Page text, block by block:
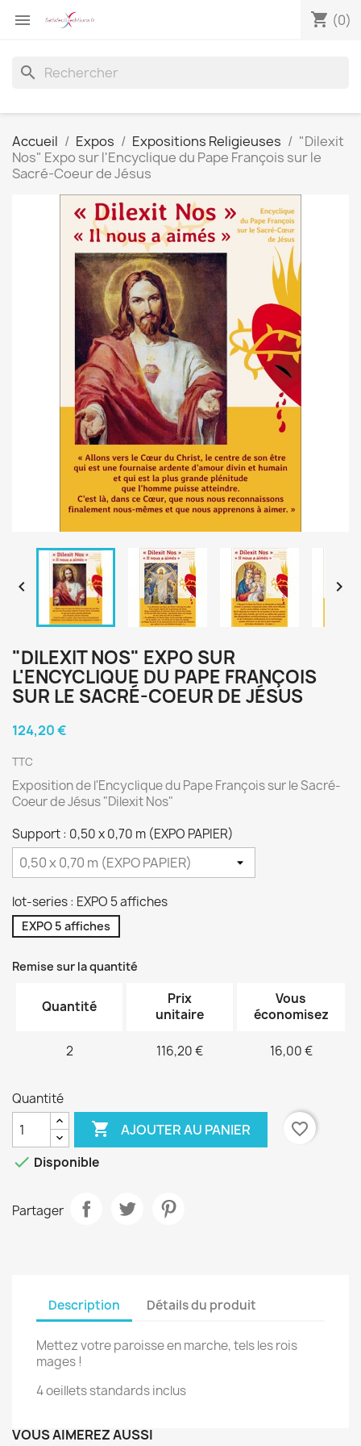
 shopping_cart (0)
search
Accueil Expos Expositions Religieuses
"Dilexit
Nos" Expo sur l'Encyclique du Pape François sur le
Sacré-Coeur de Jésus
 
"DILEXIT NOS" EXPO SUR
L'ENCYCLIQUE DU PAPE FRANÇOIS
SUR LE SACRÉ-COEUR DE JÉSUS
124,20 €
TTC
Exposition de l'Encyclique du Pape François sur le Sacré-
Coeur de Jésus "Dilexit Nos"
Support : 0,50 x 0,70 m (EXPO PAPIER)
lot-series : EXPO 5 affiches
EXPO 5 affiches
Remise sur la quantité
Quantité
Prix
unitaire
Vous
économisez
2 116,20 € 16,00 €
Quantité
 AJOUTER AU PANIER
favorite_border
 Disponible
Partager
Description Détails du produit
Mettez votre paroisse en marche, tels les rois
mages !
4 oeillets standards inclus
VOUS AIMEREZ AUSSI